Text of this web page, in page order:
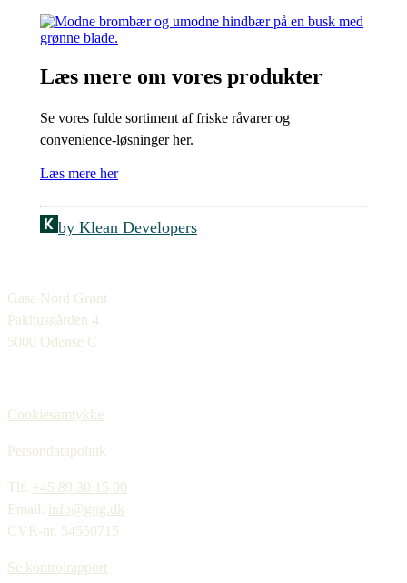
Læs mere om vores produkter
Se vores fulde sortiment af friske råvarer og
convenience-løsninger her.
Læs mere her
by Klean Developers
Gasa Nord Grønt
Pakhusgården 4
5000 Odense C
Cookiesamtykke
Persondatapolitik
Tlf. +45 89 30 15 00
Email: info@gng.dk
CVR-nr. 54550715
Se kontrolrapport